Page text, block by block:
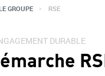
GROUPE RSE
DURABLE